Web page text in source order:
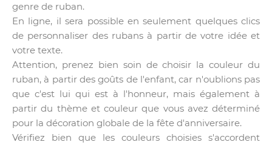
genre de ruban.
En ligne, il sera possible en seulement quelques clics
de personnaliser des rubans à partir de votre idée et
votre texte.
Attention, prenez bien soin de choisir la couleur du
ruban, à partir des goûts de l'enfant, car n'oublions pas
que c'est lui qui est à l'honneur, mais également à
partir du thème et couleur que vous avez déterminé
pour la décoration globale de la fête d'anniversaire.
Vérifiez bien que les couleurs choisies s'accordent